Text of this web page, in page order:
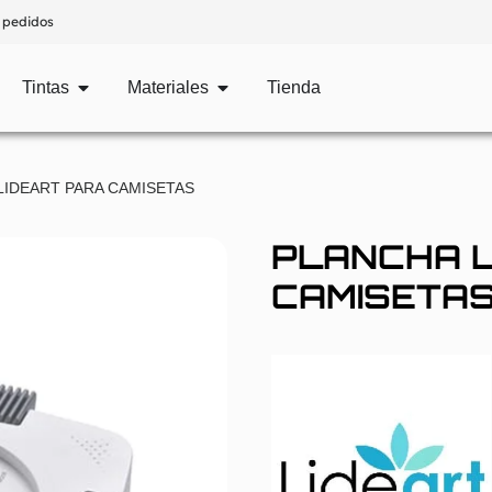
pedidos
Tintas Materiales Tienda
PARA CAMISETAS
PLANCHA